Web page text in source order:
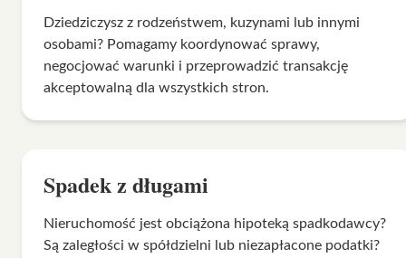
Dziedziczysz z rodzeństwem, kuzynami lub innymi
osobami? Pomagamy koordynować sprawy,
negocjować warunki i przeprowadzić transakcję
akceptowalną dla wszystkich stron.
Spadek z długami
Nieruchomość jest obciążona hipoteką spadkodawcy?
Są zaległości w spółdzielni lub niezapłacone podatki?